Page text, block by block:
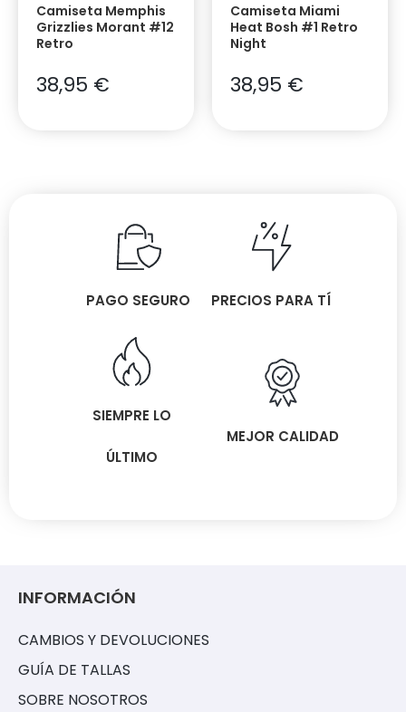
Camiseta Memphis
Grizzlies Morant #12
Retro
38,95 €
Camiseta Miami
Heat Bosh #1 Retro
Night
38,95 €
PAGO SEGURO PRECIOS PARA TÍ
SIEMPRE LO
ÚLTIMO
MEJOR CALIDAD
INFORMACIÓN
CAMBIOS Y DEVOLUCIONES
GUÍA DE TALLAS
SOBRE NOSOTROS